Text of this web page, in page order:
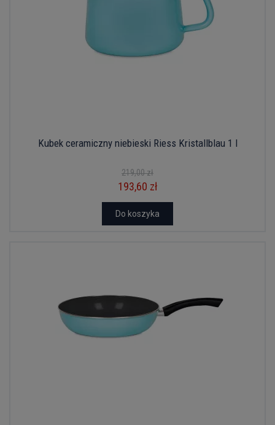
Kubek ceramiczny niebieski Riess Kristallblau 1 l
219,00 zł
193,60 zł
Do koszyka